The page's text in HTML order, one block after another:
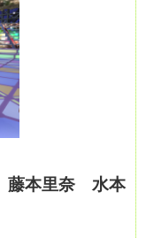
藤本里奈 水本